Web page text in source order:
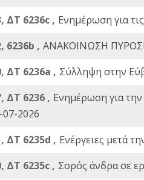
ΔΤ 6236c , Ενημέρωση για
6236b , ΑΝΑΚΟΙΝΩΣΗ
ΔΤ 6236a , Σύλληψη στην
ΔΤ 6236 , Ενημέρωση για
07-2026
ΔΤ 6235d , Ενέργειες μετά
ΔΤ 6235c , Σορός άνδρα σε